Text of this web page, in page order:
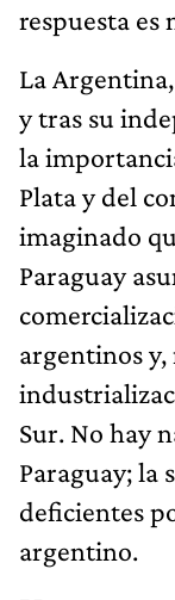
respuesta es
La
y tras su
la
Plata y del
imaginado
Paraguay
argentinos y,
Sur. No hay
Paraguay; la
deficientes
argentino.